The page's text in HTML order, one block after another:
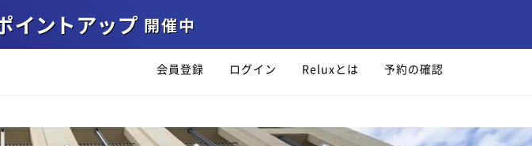
会員登録 ログイン Reluxとは 予約の確認